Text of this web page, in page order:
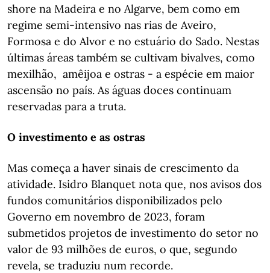
shore na Madeira e no Algarve, bem como em
regime semi-intensivo nas rias de Aveiro,
Formosa e do Alvor e no estuário do Sado. Nestas
últimas áreas também se cultivam bivalves, como
mexilhão, amêijoa e ostras - a espécie em maior
ascensão no país. As águas doces continuam
reservadas para a truta.
O investimento e as ostras
Mas começa a haver sinais de crescimento da
atividade. Isidro Blanquet nota que, nos avisos dos
fundos comunitários disponibilizados pelo
Governo em novembro de 2023, foram
submetidos projetos de investimento do setor no
valor de 93 milhões de euros, o que, segundo
revela, se traduziu num recorde.